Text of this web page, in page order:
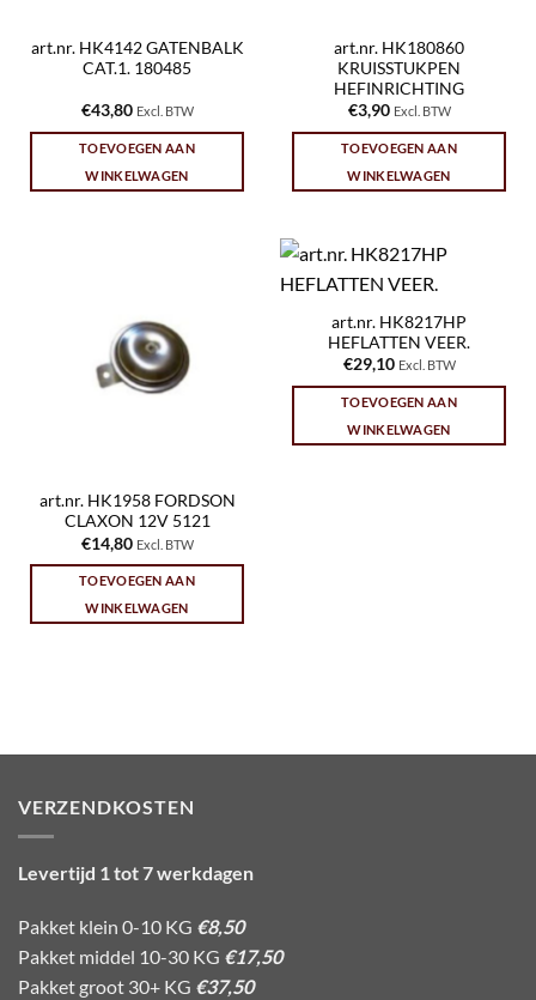
art.nr. HK4142 GATENBALK
CAT.1. 180485
€43,80 Excl. BTW
TOEVOEGEN AAN
WINKELWAGEN
art.nr. HK180860
KRUISSTUKPEN
HEFINRICHTING
€3,90 Excl. BTW
TOEVOEGEN AAN
WINKELWAGEN
art.nr. HK1958 FORDSON
CLAXON 12V 5121
€14,80 Excl. BTW
TOEVOEGEN AAN
WINKELWAGEN
art.nr. HK8217HP
HEFLATTEN VEER.
€29,10 Excl. BTW
TOEVOEGEN AAN
WINKELWAGEN
VERZENDKOSTEN
Levertijd 1 tot 7 werkdagen
Pakket klein 0-10 KG €8,50
Pakket middel 10-30 KG €17,50
Pakket groot 30+ KG €37,50